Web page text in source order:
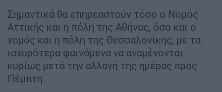
Σημαντικά θα επηρεαστούν τόσο ο Νομός
Αττικής και η πόλη της Αθήνας, όσο και ο
νομός και η πόλη της Θεσσαλονίκης, με τα
ισχυρότερα φαινόμενα να αναμένονται
κυρίως μετά την αλλαγή της ημέρας προς
Πέμπτη.